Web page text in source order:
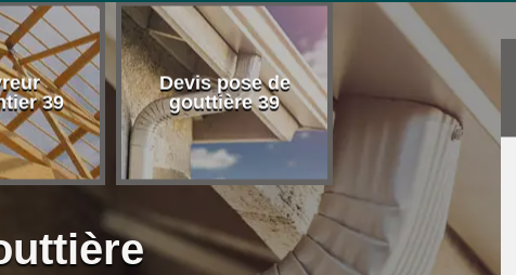
39
Devis pose de
gouttière 39
Entretien et
démoussage de
toiture 39